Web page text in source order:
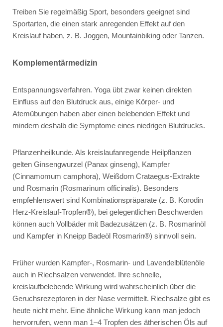
Treiben Sie regelmäßig Sport, besonders geeignet sind
Sportarten, die einen stark anregenden Effekt auf den
Kreislauf haben, z. B. Joggen, Mountainbiking oder Tanzen.
Komplementärmedizin
Entspannungsverfahren. Yoga übt zwar keinen direkten
Einfluss auf den Blutdruck aus, einige Körper- und
Atemübungen haben aber einen belebenden Effekt und
mindern deshalb die Symptome eines niedrigen Blutdrucks.
Pflanzenheilkunde. Als kreislaufanregende Heilpflanzen
gelten Ginsengwurzel (Panax ginseng), Kampfer
(Cinnamomum camphora), Weißdorn Crataegus-Extrakte
und Rosmarin (Rosmarinum officinalis). Besonders
empfehlenswert sind Kombinationspräparate (z. B. Korodin
Herz-Kreislauf-Tropfen®), bei gelegentlichen Beschwerden
können auch Vollbäder mit Badezusätzen (z. B. Rosmarinöl
und Kampfer in Kneipp Badeöl Rosmarin®) sinnvoll sein.
Früher wurden Kampfer-, Rosmarin- und Lavendelblütenöle
auch in Riechsalzen verwendet. Ihre schnelle,
kreislaufbelebende Wirkung wird wahrscheinlich über die
Geruchsrezeptoren in der Nase vermittelt. Riechsalze gibt es
heute nicht mehr. Eine ähnliche Wirkung kann man jedoch
hervorrufen, wenn man 1–4 Tropfen des ätherischen Öls auf